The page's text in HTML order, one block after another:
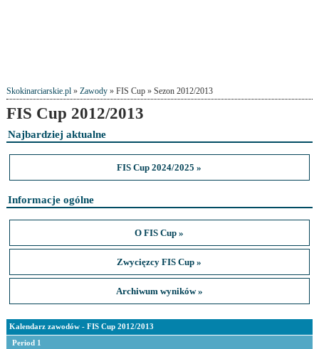
Skokinarciarskie.pl» Zawody» FIS Cup » Sezon 2012/2013
FIS Cup 2012/2013
Najbardziej aktualne
FIS Cup 2024/2025 »
Informacje ogólne
O FIS Cup »
Zwycięzcy FIS Cup »
Archiwum wyników »
Kalendarz zawodów - FIS Cup 2012/2013
Period 1